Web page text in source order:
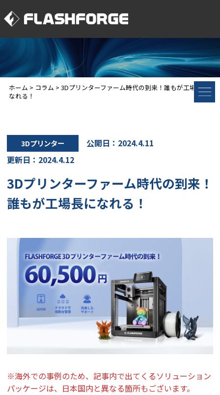
ホーム > コラム > 3Dプリンターファーム時代の到来！誰もが工場長に
なれる！
3Dプリンター
公開日：2024.4.11
更新日：2024.4.12
3Dプリンターファーム時代の到来！
誰もが工場長になれる！
※海外での事例のため、記事内で出てくるソリューション
パッケージは、日本国内と異なる箇所もございます。